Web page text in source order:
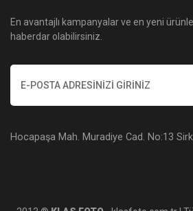
En avantajlı kampanyalar ve en yeni
haberdar olabilirsiniz.
Hocapaşa Mah. Muradiye Cad. No:13